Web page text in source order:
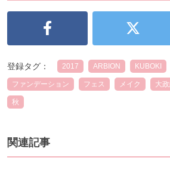
登録タグ： 2017 ARBION KUBOKI
ファンデーション フェス メイク 大
秋
関連記事